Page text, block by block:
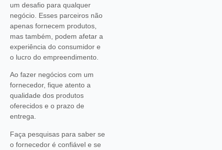
um desafio para qualquer
negócio. Esses parceiros não
apenas fornecem produtos,
mas também, podem afetar a
experiência do consumidor e
o lucro do empreendimento.
Ao fazer negócios com um
fornecedor, fique atento a
qualidade dos produtos
oferecidos e o prazo de
entrega.
Faça pesquisas para saber se
o fornecedor é confiável e se